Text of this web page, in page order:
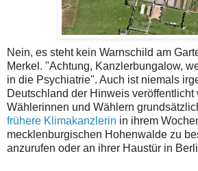
Nein, es steht kein Warnschild am
Merkel. "Achtung, Kanzlerbungalow,
in die Psychiatrie". Auch ist niemals
Deutschland der Hinweis veröffentlicht
Wählerinnen und Wählern
frühere Klimakanzlerin in ihrem
mecklenburgischen Hohenwalde zu
anzurufen oder an ihrer Haustür in